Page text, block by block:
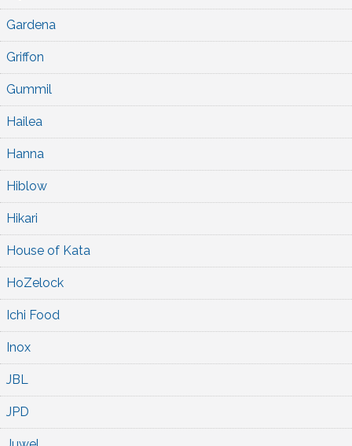
Gardena
Griffon
Gummil
Hailea
Hanna
Hiblow
Hikari
House of Kata
HoZelock
Ichi Food
Inox
JBL
JPD